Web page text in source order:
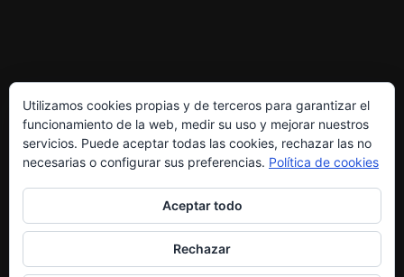
POLÍTICA DE PRIVACIDAD
Utilizamos cookies propias y de terceros para garantizar el
funcionamiento de la web, medir su uso y mejorar nuestros
servicios. Puede aceptar todas las cookies, rechazar las no
necesarias o configurar sus preferencias. Política de cookies
Aceptar todo
Rechazar